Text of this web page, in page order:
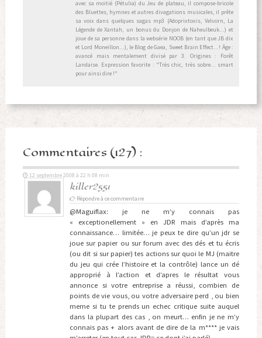
avec sa moitié (Pétulia) du Jeu de plateau, il compose-bricole
des Bluettes, hymnes et autres divagations musicales, il prête
sa voix dans quelques sagas mp3 (Adoprixtoxis, Velvorn, La
Légende de Xantah, un bonus du Donjon de Naheulbeuk...) et
joue de sa personne dans la websérie NOOB (en tant que JB dix
et Lord Moneillon...), le Blog de Gaea, Sweet Brain Effect...! Âge :
avancé mais mentalement divisé par 3. Origines : Forêt
Landaise. Expression favorite : "Très chic, très sobre... smart
pour ainsi dire !"
Commentaires (127) :
killer2551
12 septembre 2008 à 22 h 08 min
Répondre à ce commentaire
@Maguiflax: je ne m’y connais pas
« exceptionellement » en JDR mais d’après ma
connaissance… limitée… je peux te dire qu’un jdr se
joue sur papier ou sur forum avec des dés et tu écris
(ou dit si sur papier) tes actions sur quoi le MJ (maitre
du jeu qui crée l’histoire et la contrôle) lance un dé
approprié à l’action et d’apres le résultat vous
annonce si votre entreprise a réussi, combien de
points de vie vous, ou votre adversaire perd , ou bien
meme si tu te prends un echec critique suite auquel
dans la plupart des cas , on meurt… enfin je ne m’y
connais pas + alors avant de dire de la m**** je vais